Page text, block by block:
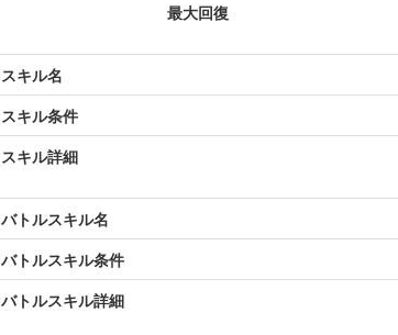
最大回復
スキル名
スキル条件
スキル詳細
バトルスキル名
バトルスキル条件
バトルスキル詳細